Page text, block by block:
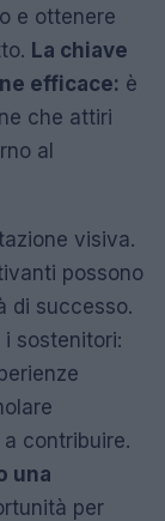
e ottenere
La chiave
efficace: è
che attiri
al
visiva.
possono
di successo.
sostenitori:
a contribuire.
una
per